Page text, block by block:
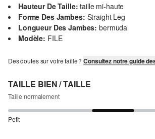
Hauteur De Taille: taille mi-haute
Forme Des Jambes: Straight Leg
Longueur Des Jambes: bermuda
Modèle: FILE
Des doutes sur votre taille ?Consultez notre guide
TAILLE BIEN / TAILLE
Taille normalement
Petit